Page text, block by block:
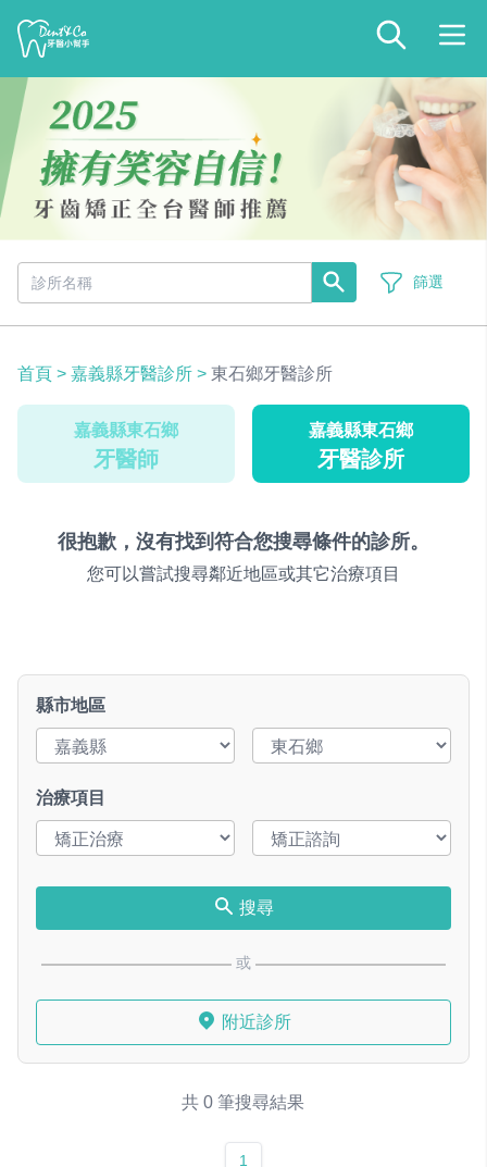
篩選
首頁 > 嘉義縣牙醫診所 > 東石鄉牙醫診所
嘉義縣東石鄉
牙醫師
嘉義縣東石鄉
牙醫診所
很抱歉，沒有找到符合您搜尋條件的診所。
您可以嘗試搜尋鄰近地區或其它治療項目
縣市地區
治療項目
搜尋
或
附近診所
共 0 筆搜尋結果
1